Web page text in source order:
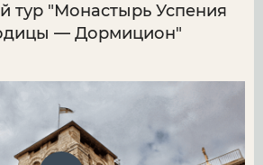
тур "Монастырь Успения
— Дормицион"